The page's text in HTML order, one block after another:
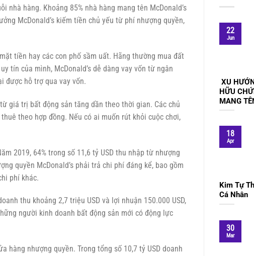
nhà hàng. Khoảng 85% nhà hàng mang tên McDonald’s
McDonald’s kiếm tiền chủ yếu từ phí nhượng quyền,
tiền hay các con phố sầm uất. Hãng thường mua đất
tín của mình, McDonald’s dễ dàng vay vốn từ ngân
được hỗ trợ qua vay vốn.
giá trị bất động sản tăng dần theo thời gian. Các chủ
theo hợp đồng. Nếu có ai muốn rút khỏi cuộc chơi,
2019, 64% trong số 11,6 tỷ USD thu nhập từ nhượng
quyền McDonald’s phải trả chi phí đáng kể, bao gồm
phí khác.
thu khoảng 2,7 triệu USD và lợi nhuận 150.000 USD,
người kinh doanh bất động sản mới có động lực
hàng nhượng quyền. Trong tổng số 10,7 tỷ USD doanh
XU
HỮU
MANG
22
Jun
Kim Tự
Cá Nhân
18
Apr
30
Mar